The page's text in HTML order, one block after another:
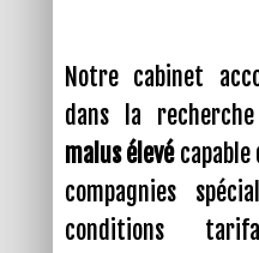
Notre cabinet
dans la
malus élevécapable
compagnies
conditions